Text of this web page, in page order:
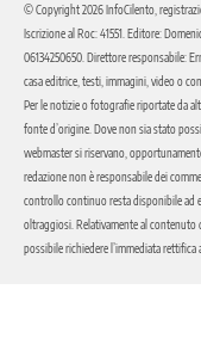
© Copyright 2026 InfoCilento,
Iscrizione al Roc: 41551. Editore:
06134250650. Direttore responsabile:
casa editrice, testi, immagini, video o
Per le notizie o fotografie riportate da
fonte d’origine. Dove non sia stato
webmaster si riservano,
redazione non è responsabile dei
controllo continuo resta disponibile ad
oltraggiosi. Relativamente al
possibile richiedere l’immediata rettifica